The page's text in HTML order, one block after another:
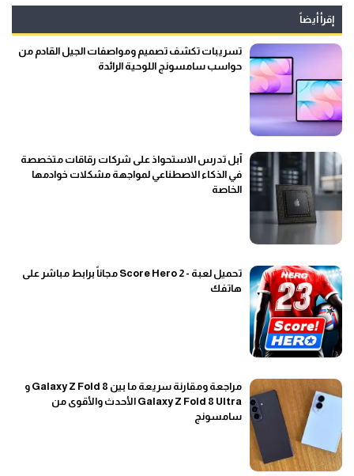
إقرأ أيضاً
تسريبات تكشف تصميم ومواصفات الجيل القادم من
حواسب سامسونج اللوحية الرائدة
آبل تدرس الاستحواذ على شركات رقاقات متخصصة
في الذكاء الاصطناعي لمواجهة مشكلات خوادمها
الخاصة
تحميل لعبة - Score Hero 2 مجاناً برابط مباشر على
هاتفك
مراجعة ومقارنة سريعة ما بين Galaxy Z Fold 8 و
Galaxy Z Fold 8 Ultra الأحدث والأقوى من
سامسونج